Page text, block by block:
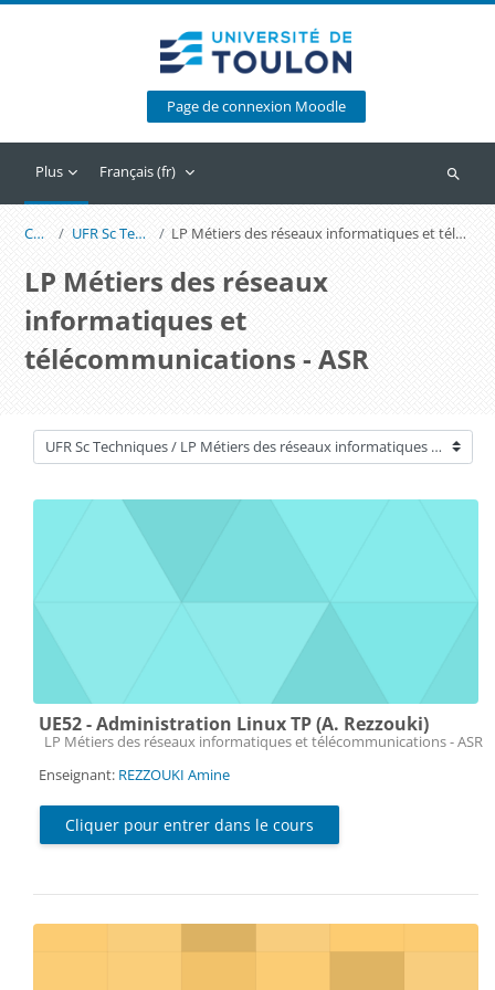
Page de connexion Moodle
Plus Français ‎(fr)‎
Cours UFR Sc Techniques LP Métiers des réseaux informatiques et télécommunications - ASR
LP Métiers des réseaux
informatiques et
télécommunications - ASR
Catégories de cours
UE52 - Administration Linux TP (A. Rezzouki)
Catégorie de cours
LP Métiers des réseaux informatiques et télécommunications - ASR
Enseignant: REZZOUKI Amine
Cliquer pour entrer dans le cours